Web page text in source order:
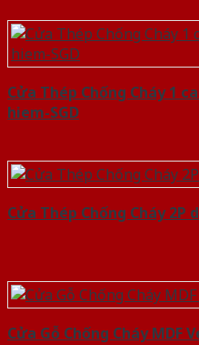
Cửa Thép Chống Cháy 1
hiem-SGD
Cửa Thép Chống Cháy 2P
Cửa Gỗ Chống Cháy MDF